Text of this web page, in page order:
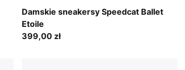
Damskie sneakersy Speedcat Ballet
Etoile
Créme De Mint-Gum
399,00 zł